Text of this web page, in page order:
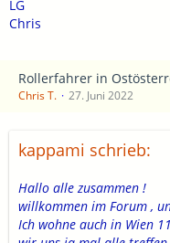
lg, Thomas
LG
Chris
Rollerfahrer in
Chris T. 27. Juni 2022
kappami schrieb:
Hallo alle zusammen !
willkommen im Forum ,
Ich wohne auch in Wien